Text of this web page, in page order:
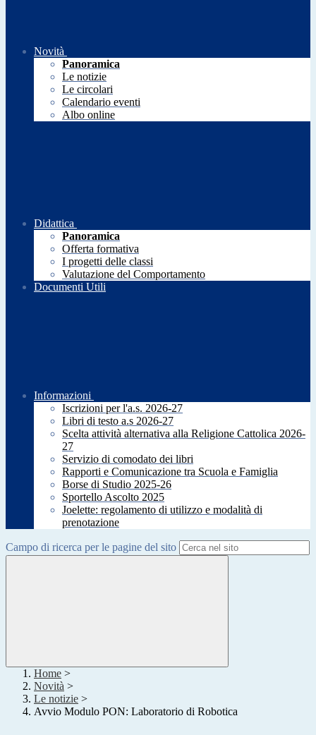
Novità
Panoramica
Le notizie
Le circolari
Calendario eventi
Albo online
Didattica
Panoramica
Offerta formativa
I progetti delle classi
Valutazione del Comportamento
Documenti Utili
Informazioni
Iscrizioni per l'a.s. 2026-27
Libri di testo a.s 2026-27
Scelta attività alternativa alla Religione Cattolica 2026-
27
Servizio di comodato dei libri
Rapporti e Comunicazione tra Scuola e Famiglia
Borse di Studio 2025-26
Sportello Ascolto 2025
Joelette: regolamento di utilizzo e modalità di
prenotazione
Campo di ricerca per le pagine del sito
Home >
Novità >
Le notizie >
Avvio Modulo PON: Laboratorio di Robotica